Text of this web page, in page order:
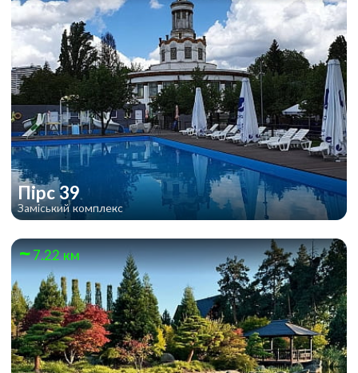
Пірс 39
Заміський комплекс
7.22 км